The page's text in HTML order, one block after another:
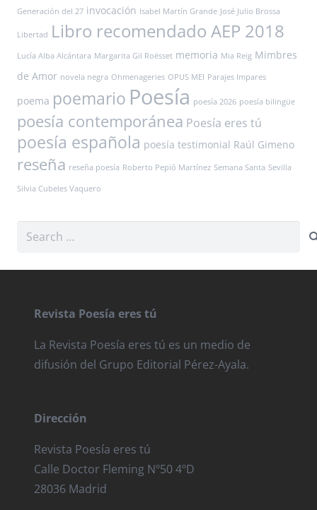
Generación del 27 invocación Isabel Martín Grande José Julio Brossa
Libertad Libro recomendado AEP 2018
Lucía Alba Alcántara Margarita Gil Roësset memoria Mia Reig Mimbres
de Amor novela negra Ohmenageries OPUS MEI Parajes Impares
poema poemario Poesía poesía 2026 poesía bilingüe
poesía contemporánea Poesía eres tú
poesía española poesía testimonial Raúl Gimeno
reseña reseña poesía Roberto Pepió Martínez Semana Santa Sevilla
Silvia Cubeles Vaquero
Search
Revista Poesía eres tú
La Revista Poesía eres tú es un medio de
difusión del Grupo Editorial Pérez-Ayala.
Dirección
Revista Poesía eres tú
Calle Doctor Fleming Nº50 4ºD
28036 Madrid